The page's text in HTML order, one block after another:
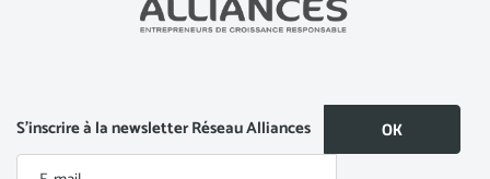
S’inscrire à la newsletter Réseau Alliances